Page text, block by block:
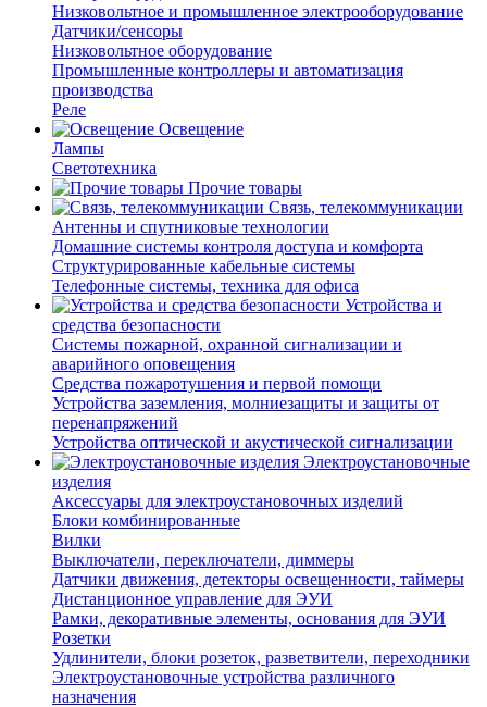
Низковольтное и промышленное электрооборудование
Датчики/сенсоры
Низковольтное оборудование
Промышленные контроллеры и автоматизация
производства
Реле
Освещение
Лампы
Светотехника
Прочие товары
Связь, телекоммуникации
Антенны и спутниковые технологии
Домашние системы контроля доступа и комфорта
Структурированные кабельные системы
Телефонные системы, техника для офиса
Устройства и
средства безопасности
Системы пожарной, охранной сигнализации и
аварийного оповещения
Средства пожаротушения и первой помощи
Устройства заземления, молниезащиты и защиты от
перенапряжений
Устройства оптической и акустической сигнализации
Электроустановочные
изделия
Аксессуары для электроустановочных изделий
Блоки комбинированные
Вилки
Выключатели, переключатели, диммеры
Датчики движения, детекторы освещенности, таймеры
Дистанционное управление для ЭУИ
Рамки, декоративные элементы, основания для ЭУИ
Розетки
Удлинители, блоки розеток, разветвители, переходники
Электроустановочные устройства различного
назначения